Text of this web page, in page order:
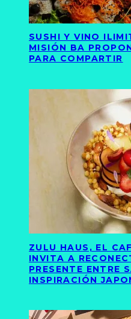
SUSHI Y VINO
MISIÓN BA
PARA COMPARTIR
ZULU HAUS, EL
INVITA A
PRESENTE ENTRE
INSPIRACIÓN